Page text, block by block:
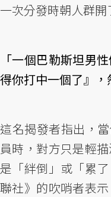
一次分發時朝人群開
「一個巴勒斯坦男
得你打中一個了』，
這名揭發者指出，
員時，對方只是輕
是「絆倒」或「累
聯社》的吹哨者表